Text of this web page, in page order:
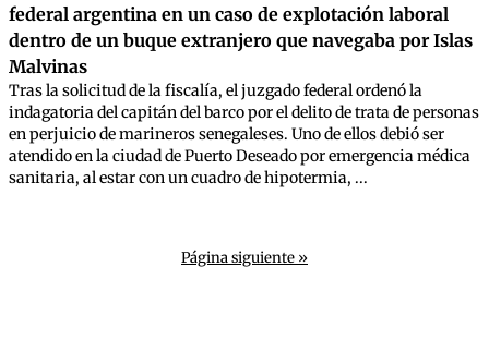
federal argentina en un caso de explotación laboral
dentro de un buque extranjero que navegaba por Islas
Malvinas
Tras la solicitud de la fiscalía, el juzgado federal ordenó la
indagatoria del capitán del barco por el delito de trata de personas
en perjuicio de marineros senegaleses. Uno de ellos debió ser
atendido en la ciudad de Puerto Deseado por emergencia médica
sanitaria, al estar con un cuadro de hipotermia, ...
Página siguiente »